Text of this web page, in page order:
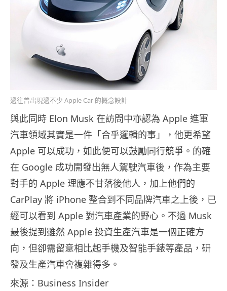
過往曾出現過不少 Apple Car 的概念設計
與此同時 Elon Musk 在訪問中亦認為 Apple 進軍
汽車領域其實是一件「合乎邏輯的事」，他更希望
Apple 可以成功，如此便可以鼓勵同行競爭。的確
在 Google 成功開發出無人駕駛汽車後，作為主要
對手的 Apple 理應不甘落後他人，加上他們的
CarPlay 將 iPhone 整合到不同品牌汽車之上後，已
經可以看到 Apple 對汽車產業的野心。不過 Musk
最後提到雖然 Apple 投資生產汽車是一個正確方
向，但卻需留意相比起手機及智能手錶等產品，研
發及生產汽車會複雜得多。
來源：Business Insider